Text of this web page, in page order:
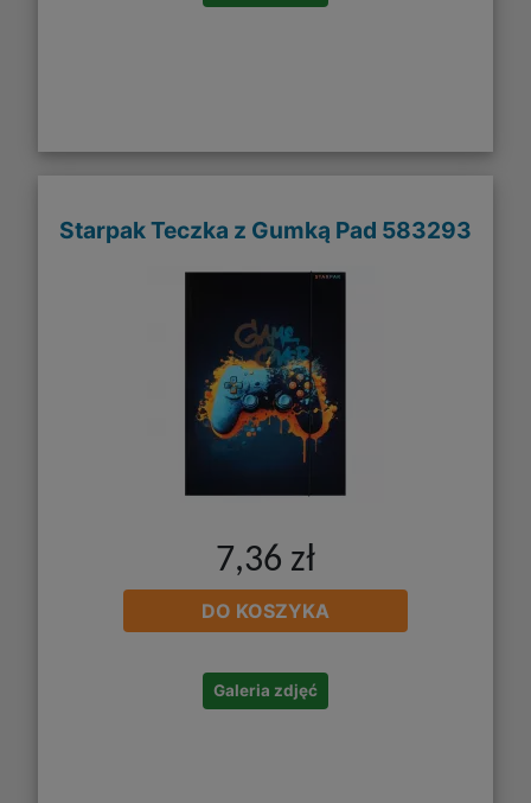
Starpak Teczka z Gumką Pad 583293
7,36 zł
DO KOSZYKA
Galeria zdjęć